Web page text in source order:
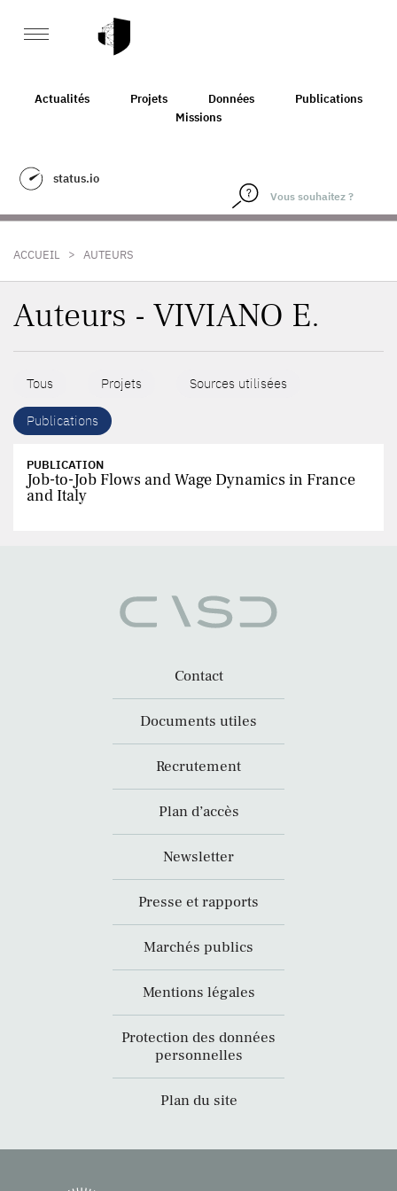
Actualités Projets Données
Publications
Missions
status.io
ACCUEIL > AUTEURS
Auteurs - VIVIANO E.
Tous Projets Sources utilisées
Publications
PUBLICATION
Job-to-Job Flows and Wage Dynamics in France
and Italy
Contact
Documents utiles
Recrutement
Plan d’accès
Newsletter
Presse et rapports
Marchés publics
Mentions légales
Protection des données
personnelles
Plan du site